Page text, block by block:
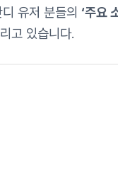
유저 분들의 ‘주요
고 있습니다.